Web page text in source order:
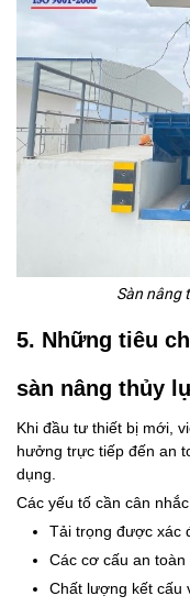
Sàn nâng
5. Những tiêu
sàn nâng thủy
Khi đầu tư thiết bị mới,
hưởng trực tiếp đến an
dụng.
Các yếu tố cần cân
Tải trọng được xác
Các cơ cấu an
Chất lượng kết cấu